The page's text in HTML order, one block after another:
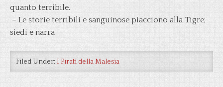
quanto terribile.
– Le storie terribili e sanguinose piacciono alla Tigre;
siedi e narra
Filed Under: I Pirati della Malesia